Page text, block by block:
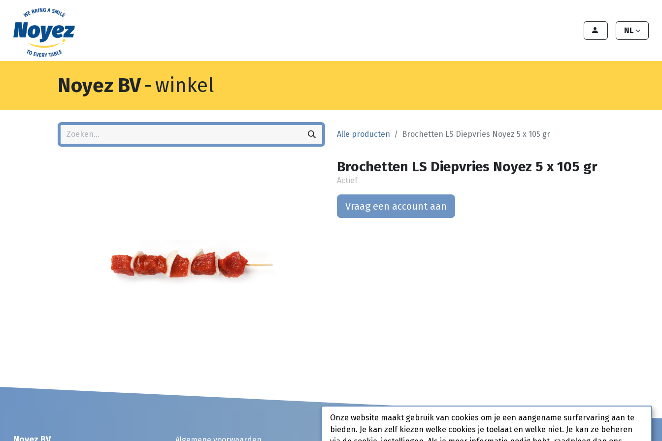
NL
Noyez BV- winkel
Alle producten Brochetten LS Diepvries Noyez 5 x 105 gr
Brochetten LS Diepvries Noyez 5 x 105 gr
Actief
Vraag een account aan
Onze website maakt gebruik van cookies om je een aangename surfervaring aan te
bieden. Je kan zelf kiezen welke cookies je toelaat en welke niet. Je kan ze beheren